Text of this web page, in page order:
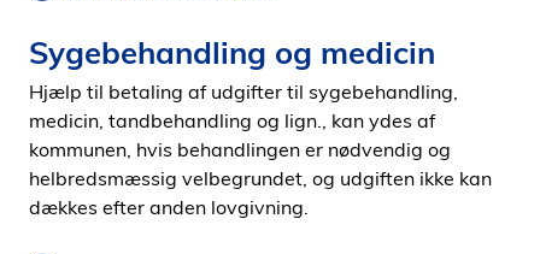
Sygebehandling og medicin
Hjælp til betaling af udgifter til sygebehandling,
medicin, tandbehandling og lign., kan ydes af
kommunen, hvis behandlingen er nødvendig og
helbredsmæssig velbegrundet, og udgiften ikke kan
dækkes efter anden lovgivning.